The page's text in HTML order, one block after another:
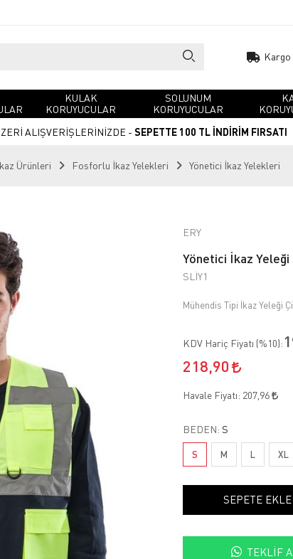
KULAK
KORUYUCULAR
SOLUNUM
KORUYUCULAR
ALIŞVERİŞLERİNİZDE - SEPETTE 100 TL İNDİRİM FIRSATI
Ürünleri Fosforlu İkaz Yelekleri Yönetici İkaz Yelekleri
ERY
Yönetici İkaz
SLİY1
Mühendis Tipi İkaz Yeleği
KDV Hariç Fiyatı (%10):
218,90
Havale Fiyatı: 207,96
BEDEN: S
S M L XL
SEPETE EKLE
TEKLIF